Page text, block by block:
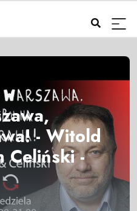
- Witold
Celiński -